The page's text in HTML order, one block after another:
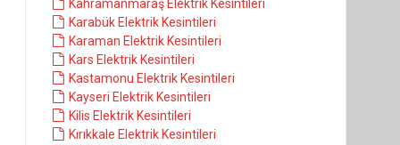
Kahramanmaraş Elektrik Kesintileri
Karabük Elektrik Kesintileri
Karaman Elektrik Kesintileri
Kars Elektrik Kesintileri
Kastamonu Elektrik Kesintileri
Kayseri Elektrik Kesintileri
Kilis Elektrik Kesintileri
Kırıkkale Elektrik Kesintileri